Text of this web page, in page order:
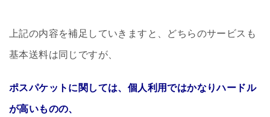
上記の内容を補足していきますと、どちらのサービスも
基本送料は同じですが、
ポスパケットに関しては、個人利用ではかなりハードル
が高いものの、